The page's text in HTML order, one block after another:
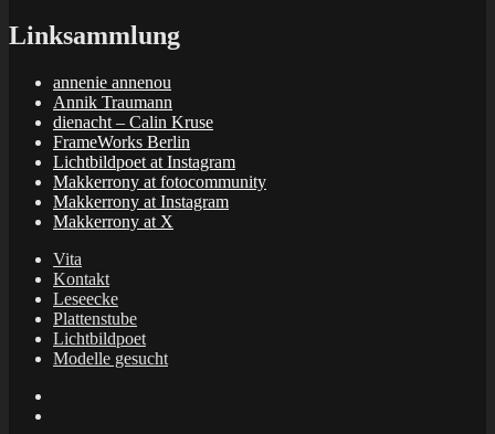
Linksammlung
annenie annenou
Annik Traumann
dienacht – Calin Kruse
FrameWorks Berlin
Lichtbildpoet at Instagram
Makkerrony at fotocommunity
Makkerrony at Instagram
Makkerrony at X
Vita
Kontakt
Leseecke
Plattenstube
Lichtbildpoet
Modelle gesucht